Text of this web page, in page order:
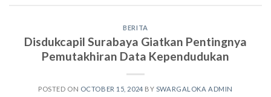
BERITA
Disdukcapil Surabaya Giatkan Pentingnya
Pemutakhiran Data Kependudukan
POSTED ON OCTOBER 15, 2024 BY SWARGALOKA ADMIN